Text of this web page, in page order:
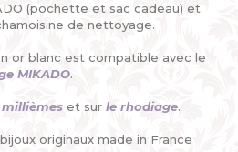
(pochette et sac cadeau) et
de nettoyage.
or blanc est compatible avec le
MIKADO.
et sur le rhodiage.
originaux made in France